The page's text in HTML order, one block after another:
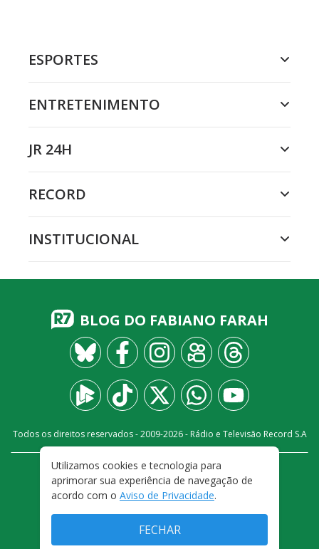
ESPORTES
ENTRETENIMENTO
JR 24H
RECORD
INSTITUCIONAL
BLOG DO FABIANO FARAH
Todos os direitos reservados - 2009-2026- Rádio e Televisão Record S.A
FALE CONOSCO
PRIVACIDADE
TERMOS E CONDIÇÕES DE USO
Utilizamos cookies e tecnologia para
aprimorar sua experiência de navegação de
acordo com o Aviso de Privacidade.
FECHAR